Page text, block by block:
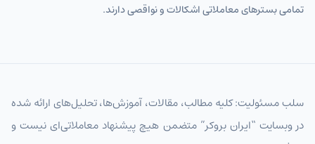
تمامی بسترهای معاملاتی اشکالات و نواقصی دارند.
سلب مسئولیت: کلیه مطالب، مقالات، آموزش‌ها، تحلیل‌های ارائه شده
در وبسایت “ایران بروکر” متضمن هیچ پیشنهاد معاملاتی‌ای نیست و